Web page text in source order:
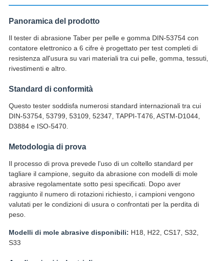
Panoramica del prodotto
Il tester di abrasione Taber per pelle e gomma DIN-53754 con
contatore elettronico a 6 cifre è progettato per test completi di
resistenza all'usura su vari materiali tra cui pelle, gomma, tessuti,
rivestimenti e altro.
Standard di conformità
Questo tester soddisfa numerosi standard internazionali tra cui
DIN-53754, 53799, 53109, 52347, TAPPI-T476, ASTM-D1044,
D3884 e ISO-5470.
Metodologia di prova
Il processo di prova prevede l'uso di un coltello standard per
tagliare il campione, seguito da abrasione con modelli di mole
abrasive regolamentate sotto pesi specificati. Dopo aver
raggiunto il numero di rotazioni richiesto, i campioni vengono
valutati per le condizioni di usura o confrontati per la perdita di
peso.
Modelli di mole abrasive disponibili: H18, H22, CS17, S32,
S33